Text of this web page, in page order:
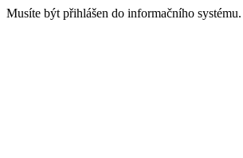
Musíte být přihlášen do informačního systému.